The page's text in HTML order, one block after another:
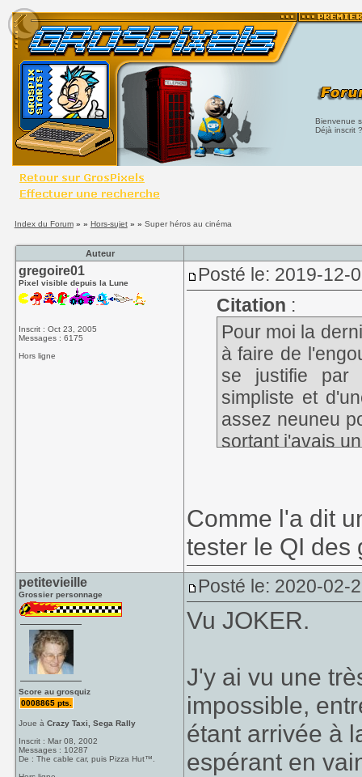
Bienvenue
Déjà inscrit
Index du Forum» » Hors-sujet» » Super héros au cinéma
Auteur
gregoire01
Pixel visible depuis la Lune
Inscrit : Oct 23, 2005
Messages : 6175
Hors ligne
Posté le: 2019-12-
Citation :
Pour moi la
à faire de
se justifie par
simpliste et
assez neuneu
sortant j'avais
Comme l'a dit
tester le QI des
petitevieille
Grossier personnage
Score au grosquiz
0008865 pts.
Joue àCrazy Taxi, Sega Rally
Inscrit : Mar 08, 2002
Messages : 10287
De : The cable car, puis Pizza Hut™.
Posté le: 2020-02-
Vu JOKER.
J'y ai vu une
impossible,
étant arrivée à
espérant en